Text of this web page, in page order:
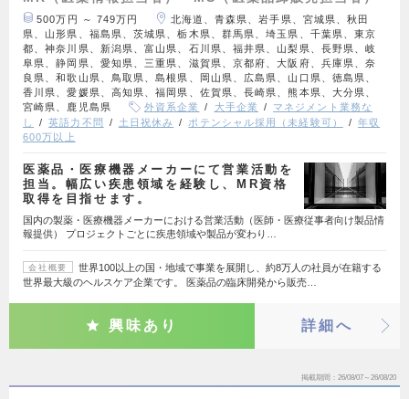
500万円 ～ 749万円
北海道、青森県、岩手県、宮城県、秋田
県、山形県、福島県、茨城県、栃木県、群馬県、埼玉県、千葉県、東京
都、神奈川県、新潟県、富山県、石川県、福井県、山梨県、長野県、岐
阜県、静岡県、愛知県、三重県、滋賀県、京都府、大阪府、兵庫県、奈
良県、和歌山県、鳥取県、島根県、岡山県、広島県、山口県、徳島県、
香川県、愛媛県、高知県、福岡県、佐賀県、長崎県、熊本県、大分県、
宮崎県、鹿児島県
外資系企業 大手企業
マネジメント業務な
し
英語力不問 土日祝休み ポテンシャル採用（未経験可）
年収
600万以上
医薬品・医療機器メーカーにて営業活動を
担当。幅広い疾患領域を経験し、MR資格
取得を目指せます。
国内の製薬・医療機器メーカーにおける営業活動（医師・医療従事者向け製品情
報提供） プロジェクトごとに疾患領域や製品が変わり…
会社概要
世界100以上の国・地域で事業を展開し、約8万人の社員が在籍する
世界最大級のヘルスケア企業です。 医薬品の臨床開発から販売…
興味あり 詳細へ
掲載期間 26/08/07～26/08/20